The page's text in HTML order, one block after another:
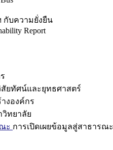
กับความยั่งยืน
Report
สัยทัศน์และยุทธศาสตร์
งองค์กร
ทยาลัย
ะ การเปิดเผยข้อมูลสู่สาธารณะ